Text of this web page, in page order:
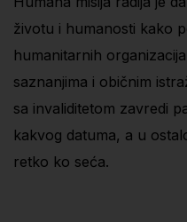
životu i humanosti kako
humanitarnih
saznanjima i običnim
sa invaliditetom zavredi
kakvog datuma, a u
retko ko seća.